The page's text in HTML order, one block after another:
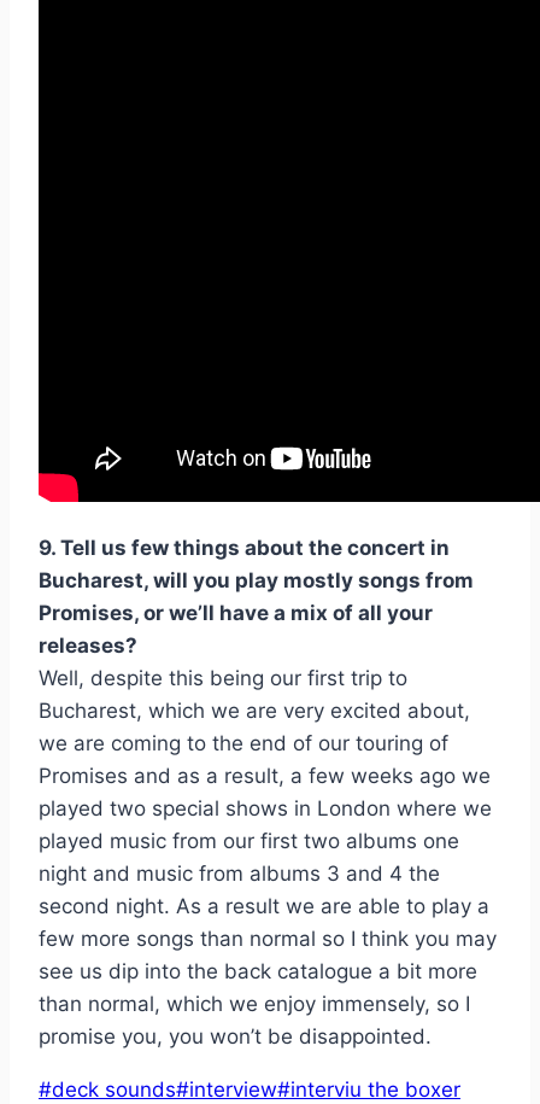
9. Tell us few things about the concert in
Bucharest, will you play mostly songs from
Promises, or we’ll have a mix of all your
releases?
Well, despite this being our first trip to
Bucharest, which we are very excited about,
we are coming to the end of our touring of
Promises and as a result, a few weeks ago we
played two special shows in London where we
played music from our first two albums one
night and music from albums 3 and 4 the
second night. As a result we are able to play a
few more songs than normal so I think you may
see us dip into the back catalogue a bit more
than normal, which we enjoy immensely, so I
promise you, you won’t be disappointed.
Post
#deck sounds#interview#interviu the boxer